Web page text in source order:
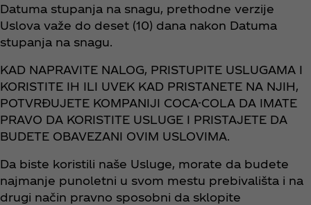
Datuma stupanja na snagu, prethodne verzije
Uslova važe do deset (10) dana nakon Datuma
stupanja na snagu.
KAD NAPRAVITE NALOG, PRISTUPITE USLUGAMA I
KORISTITE IH ILI UVEK KAD PRISTANETE NA NJIH,
POTVRĐUJETE KOMPANIJI COCA-COLA DA IMATE
PRAVO DA KORISTITE USLUGE I PRISTAJETE DA
BUDETE OBAVEZANI OVIM USLOVIMA.
Da biste koristili naše Usluge, morate da budete
najmanje punoletni u svom mestu prebivališta i na
drugi način pravno sposobni da sklopite